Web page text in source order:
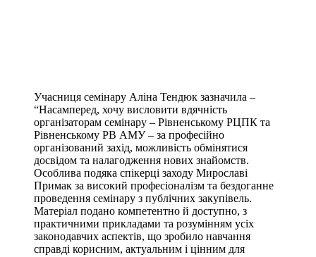
Учасниця семінару Аліна Тендюк зазначила –
“Насамперед, хочу висловити вдячність
організаторам семінару – Рівненському РЦПК та
Рівненському РВ АМУ – за професійно
організований захід, можливість обмінятися
досвідом та налагодження нових знайомств.
Особлива подяка спікерці заходу Мирославі
Примак за високий професіоналізм та бездоганне
проведення семінару з публічних закупівель.
Матеріал подано компетентно й доступно, з
практичними прикладами та розумінням усіх
законодавчих аспектів, що зробило навчання
справді корисним, актуальним і цінним для